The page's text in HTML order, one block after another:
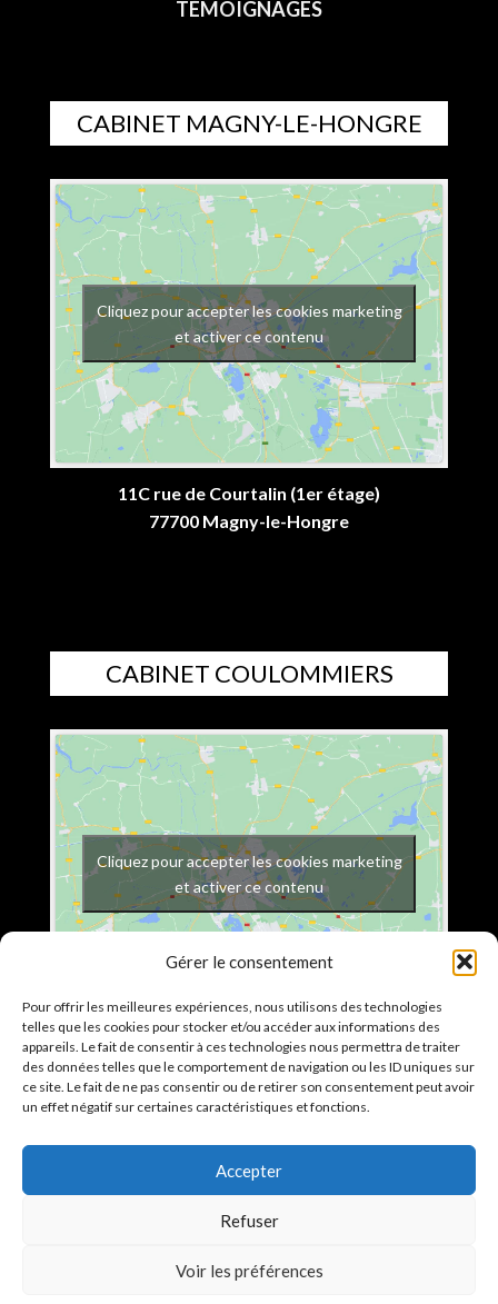
Gérer le consentement
Pour offrir les meilleures expériences, nous utilisons des technologies
telles que les cookies pour stocker et/ou accéder aux informations des
appareils. Le fait de consentir à ces technologies nous permettra de traiter
des données telles que le comportement de navigation ou les ID uniques sur
ce site. Le fait de ne pas consentir ou de retirer son consentement peut avoir
un effet négatif sur certaines caractéristiques et fonctions.
Accepter
Refuser
Voir les préférences
TÉMOIGNAGES
CABINET MAGNY-LE-HONGRE
Cliquez pour accepter les cookies marketing
et activer ce contenu
11C rue de Courtalin (1er étage)
77700 Magny-le-Hongre
CABINET COULOMMIERS
Cliquez pour accepter les cookies marketing
et activer ce contenu
36 avenue Victor Hugo
77120 Coulommiers
LIENS UTILES